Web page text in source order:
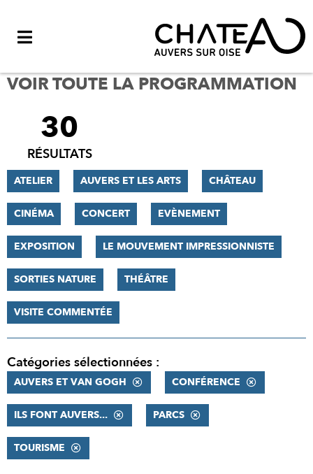
VOIR TOUTE LA PROGRAMMATION
FILTRER
RÉSULTATS
30
RÉSULTATS
ATELIER AUVERS ET LES ARTS CHÂTEAU
CINÉMA CONCERT EVÈNEMENT
EXPOSITION LE MOUVEMENT IMPRESSIONNISTE
SORTIES NATURE THÉÂTRE
VISITE COMMENTÉE
Catégories sélectionnées :
AUVERS ET VAN GOGH CONFÉRENCE
ILS FONT AUVERS... PARCS
TOURISME